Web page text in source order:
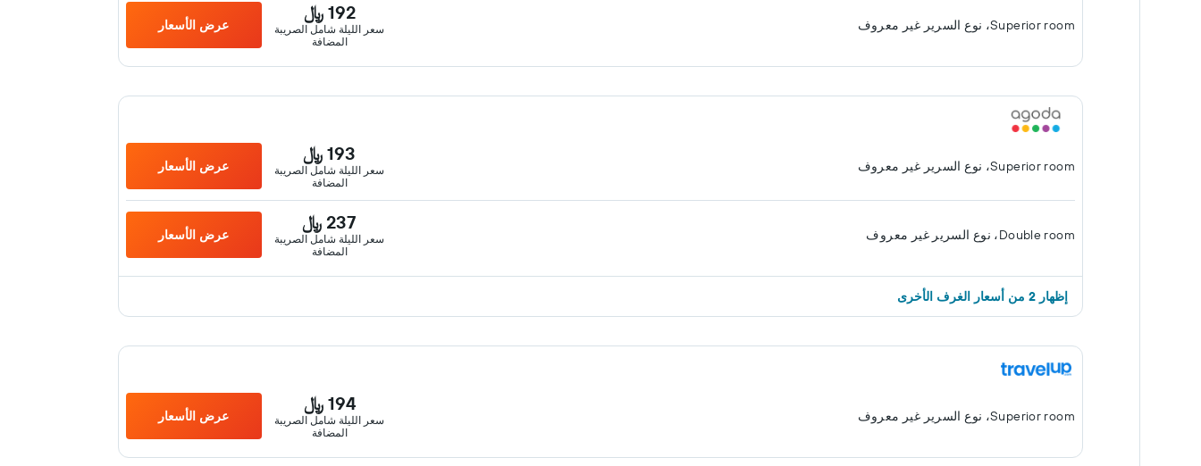
Superior room، نوع السرير غير معروف
192 ﷼
سعر الليلة شامل الصريبة
المضافة
عرض الأسعار
Superior room، نوع السرير غير معروف
193 ﷼
سعر الليلة شامل الصريبة
المضافة
عرض الأسعار
Double room، نوع السرير غير معروف
237 ﷼
سعر الليلة شامل الصريبة
المضافة
عرض الأسعار
إظهار 2 من أسعار الغرف الأخرى
Superior room، نوع السرير غير معروف
194 ﷼
سعر الليلة شامل الصريبة
المضافة
عرض الأسعار